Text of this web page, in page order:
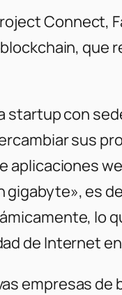
Connect,
que
startup con
sus
aplicaciones
es
lo
de Internet
empresas